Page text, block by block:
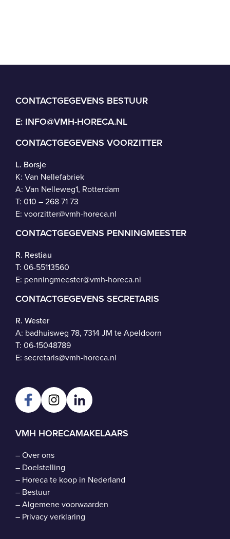
CONTACTGEGEVENS BESTUUR
E: INFO@VMH-HORECA.NL
CONTACTGEGEVENS VOORZITTER
L. Borsje
K: Van Nellefabriek
A: Van Nelleweg1, Rotterdam
T: 010 – 268 71 73
E: voorzitter@vmh-horeca.nl
CONTACTGEGEVENS PENNINGMEESTER
R. Restiau
T: 06-55113560
E: penningmeester@vmh-horeca.nl
CONTACTGEGEVENS SECRETARIS
R. Wester
A: badhuisweg 78, 7314 JM te Apeldoorn
T: 06-15048789
E: secretaris@vmh-horeca.nl
VMH HORECAMAKELAARS
–Over ons
– Doelstelling
– Horeca te koop in Nederland
– Bestuur
–Algemene voorwaarden
– Privacy verklaring